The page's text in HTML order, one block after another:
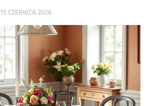
15 CZERWCA 2026